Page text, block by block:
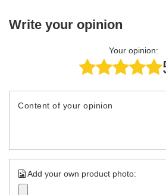
Write your opinion
Your opinion:
Content of your opinion
Add your own product photo: